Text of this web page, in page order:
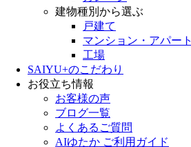
建物種別から選ぶ
戸建て
マンション・アパート
工場
SAIYU+のこだわり
お役立ち情報
お客様の声
ブログ一覧
よくあるご質問
AIゆたか ご利用ガイド